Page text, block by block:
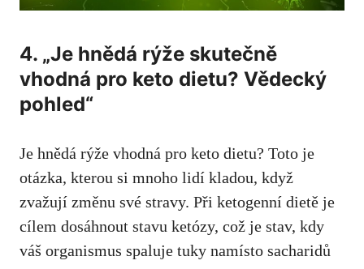
4. „Je hnědá rýže skutečně
vhodná pro keto dietu?‍ Vědecký
pohled“
Je hnědá rýže vhodná pro keto⁢ dietu? Toto je
otázka,‌ kterou si mnoho lidí kladou, když
zvažují změnu své stravy. Při ketogenní dietě je
cílem dosáhnout stavu⁢ ketózy, což je stav, kdy
váš organismus spaluje tuky namísto sacharidů⁢